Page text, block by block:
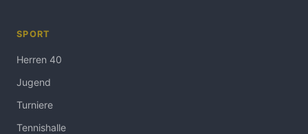
SPORT
Herren 40
Jugend
Turniere
Tennishalle